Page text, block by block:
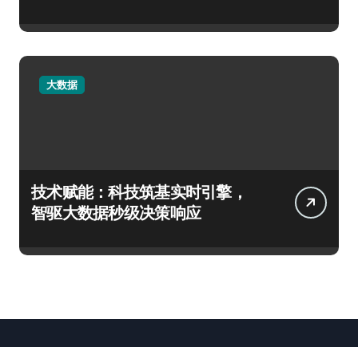
大数据
技术赋能：科技筑基实时引擎，
智驱大数据秒级决策响应